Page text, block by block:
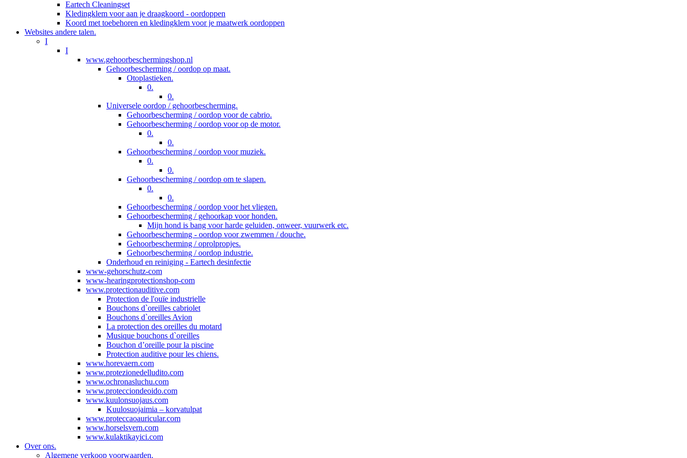
Eartech Cleaningset
Kledingklem voor aan je draagkoord - oordoppen
Koord met toebehoren en kledingklem voor je maatwerk oordoppen
Websites andere talen.
I
I
www.gehoorbeschermingshop.nl
Gehoorbescherming / oordop op maat.
Otoplastieken.
0.
0.
Universele oordop / gehoorbescherming.
Gehoorbescherming / oordop voor de cabrio.
Gehoorbescherming / oordop voor op de motor.
0.
0.
Gehoorbescherming / oordop voor muziek.
0.
0.
Gehoorbescherming / oordop om te slapen.
0.
0.
Gehoorbescherming / oordop voor het vliegen.
Gehoorbescherming / gehoorkap voor honden.
Mijn hond is bang voor harde geluiden, onweer, vuurwerk etc.
Gehoorbescherming - oordop voor zwemmen / douche.
Gehoorbescherming / oprolpropjes.
Gehoorbescherming / oordop industrie.
Onderhoud en reiniging - Eartech desinfectie
www-gehorschutz-com
www-hearingprotectionshop-com
www.protectionauditive.com
Protection de l'ouïe industrielle
Bouchons d`oreilles cabriolet
Bouchons d`oreilles Avion
La protection des oreilles du motard
Musique bouchons d`oreilles
Bouchon d’oreille pour la piscine
Protection auditive pour les chiens.
www.horevaern.com
www.protezionedelludito.com
www.ochronasluchu.com
www.protecciondeoido.com
www.kuulonsuojaus.com
Kuulosuojaimia – korvatulpat
www.proteccaoauricular.com
www.horselsvern.com
www.kulaktikayici.com
Over ons.
Algemene verkoop voorwaarden.